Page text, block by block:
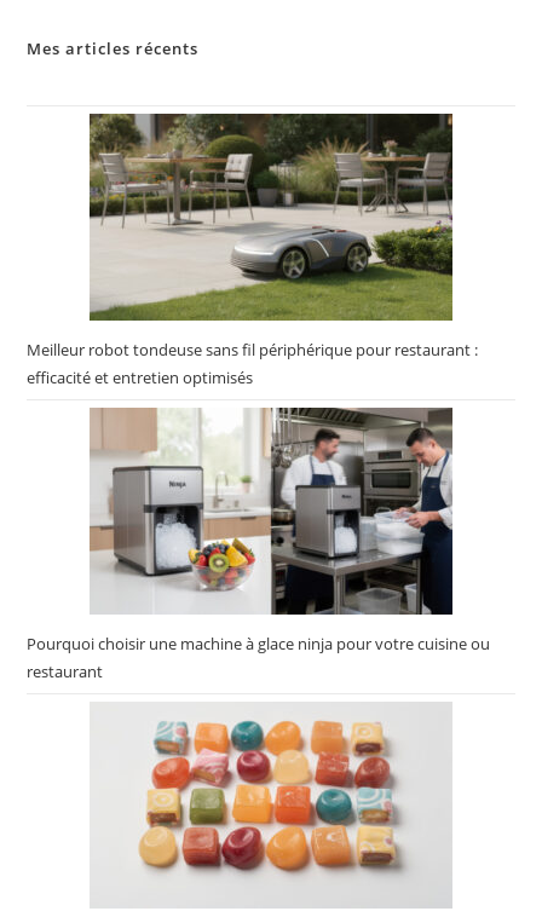
Mes articles récents
Meilleur robot tondeuse sans fil périphérique pour restaurant :
efficacité et entretien optimisés
Pourquoi choisir une machine à glace ninja pour votre cuisine ou
restaurant